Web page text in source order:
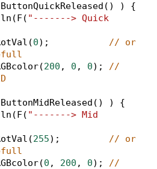
() ) {
(F( "-------> Quick
(0);
// or
(200 , 0 , 0); //
() ) {
(F( "-------> Mid
(255);
// or
(0 , 200 , 0); //